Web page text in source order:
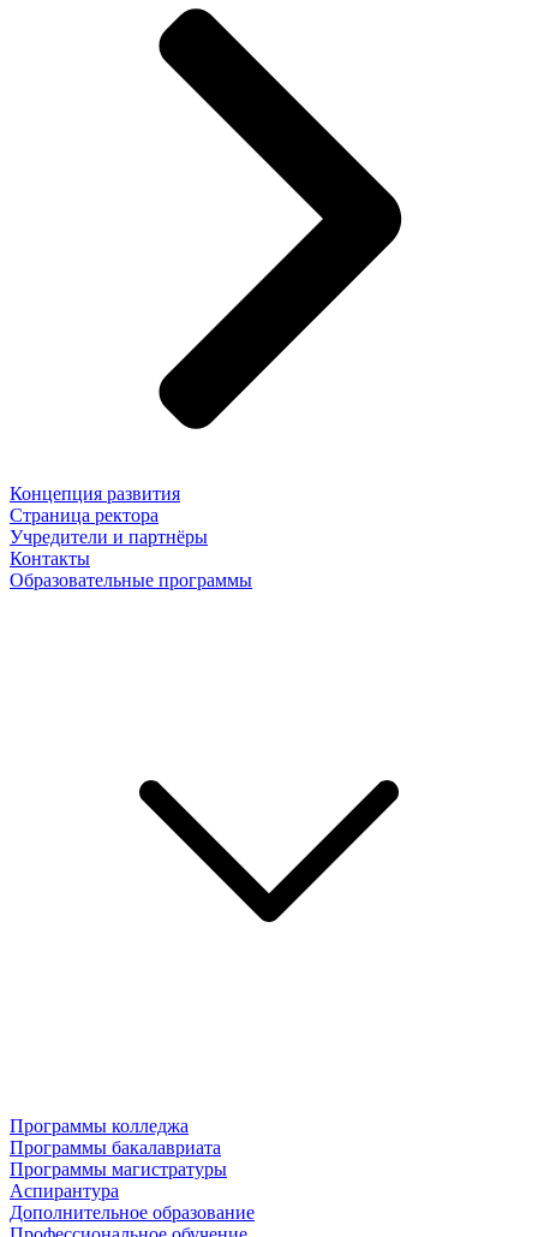
Концепция развития
Страница ректора
Учредители и партнёры
Контакты
Образовательные программы
Программы колледжа
Программы бакалавриата
Программы магистратуры
Аспирантура
Дополнительное образование